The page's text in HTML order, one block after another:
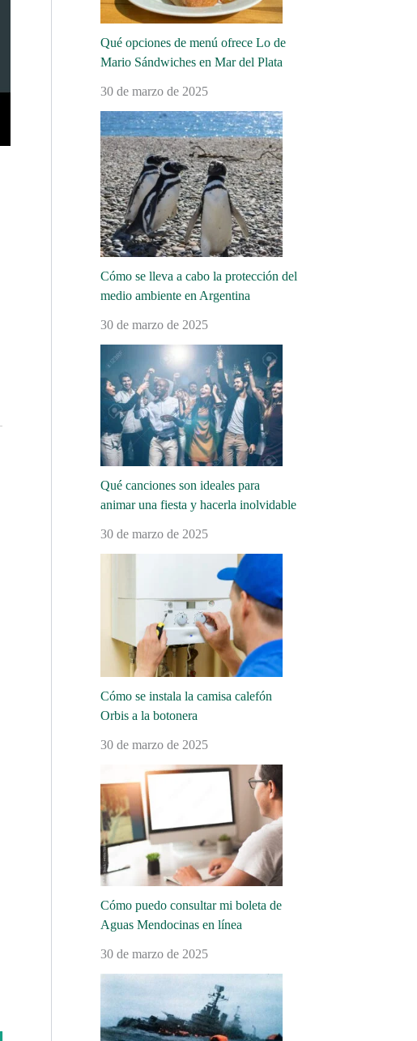
Qué opciones de menú ofrece Lo de
Mario Sándwiches en Mar del Plata
30 de marzo de 2025
Cómo se lleva a cabo la protección del
medio ambiente en Argentina
30 de marzo de 2025
Qué canciones son ideales para
animar una fiesta y hacerla inolvidable
30 de marzo de 2025
Cómo se instala la camisa calefón
Orbis a la botonera
30 de marzo de 2025
Cómo puedo consultar mi boleta de
Aguas Mendocinas en línea
30 de marzo de 2025